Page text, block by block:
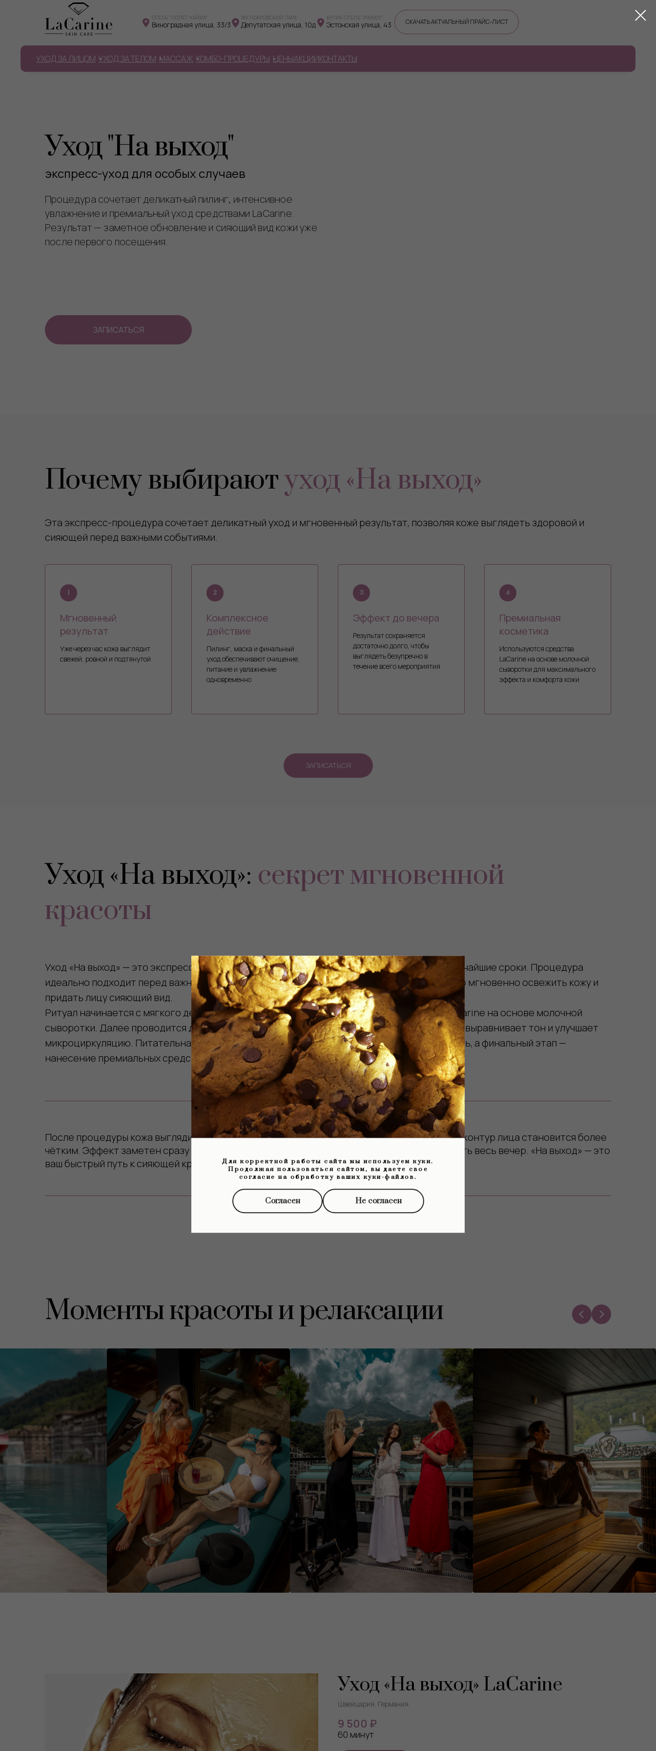
Виноградная улица, 33/3
​ОТЕЛЬ "ПОЛЕТ ЧАЙКИ"
Депутатская улица, 10д
ЖК ПОКРОВСКИЙ ПАРК
Эстонская улица, 43
БУТИК-ОТЕЛЬ "PINSKIY"
СКАЧАТЬ АКТУАЛЬНЫЙ ПРАЙС-ЛИСТ
УХОД ЗА ЛИЦОМ УХОД ЗА ТЕЛОМ МАССАЖ КОМБО-ПРОЦЕДУРЫ ЦЕНЫАКЦИИКОНТАКТЫ
экспресс-уход для особых случаев
Уход "На выход"
ЗАПИСАТЬСЯ
Процедура сочетает деликатный пилинг, интенсивное
увлажнение и премиальный уход средствами LaCarine.
Результат — заметное обновление и сияющий вид кожи уже
после первого посещения.
Почему выбираютуход «На выход»
Эта экспресс-процедура сочетает деликатный уход и мгновенный результат, позволяя коже выглядеть здоровой и
сияющей перед важными событиями.
Мгновенный
результат
Уже через час кожа выглядит
свежей, ровной и подтянутой
Комплексное
действие
Пилинг, маска и финальный
уход обеспечивают очищение,
питание и увлажнение
одновременно
Эффект до вечера
Результат сохраняется
достаточно долго, чтобы
выглядеть безупречно в
течение всего мероприятия
Премиальная
косметика
Используются средства
LaCarine на основе молочной
сыворотки для максимального
эффекта и комфорта кожи
ЗАПИСАТЬСЯ
Уход «На выход»: секрет мгновенной
красоты
Уход «На выход» — это экспресс-решение для тех, кто хочет выглядеть безупречно в кратчайшие сроки. Процедура
идеально подходит перед важной встречей, мероприятием или фотосессией, когда нужно мгновенно освежить кожу и
придать лицу сияющий вид.
Ритуал начинается с мягкого демакияжа и тонизирования с использованием средств LaCarine на основе молочной
сыворотки. Далее проводится деликатный пилинг, который удаляет омертвевшие клетки, выравнивает тон и улучшает
микроциркуляцию. Питательная маска глубоко увлажняет кожу и возвращает ей упругость, а финальный этап —
нанесение премиальных средств на лицо, шею и зону декольте — закрепляет результат.
ПОСЛЕ ПРОЦЕДУРЫ
После процедуры кожа выглядит свежей, ухоженной и подтянутой, исчезает отёчность, а контур лица становится более
чётким. Эффект заметен сразу и сохраняется достаточно долго, чтобы вы смогли блистать весь вечер. «На выход» — это
ваш быстрый путь к сияющей красоте и уверенности в себе.
Моменты красоты и релаксации
Уход «На выход» LaCarine
Швейцария, Германия
9 500 ₽
60 минут
Для корректной работы сайта мы используем куки.
Продолжая пользоваться сайтом, вы даете свое
согласие на обработку ваших куки-файлов.
Согласен Не согласен